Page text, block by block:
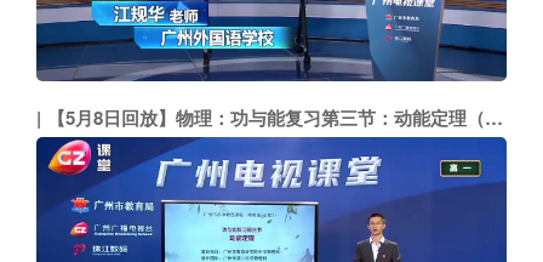
【5月8日回放】物理：功与能复习第三节：动能定理（市二中 黄永杭）